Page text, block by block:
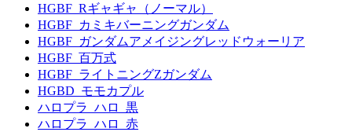
HGBF_Rギャギャ（ノーマル）
HGBF_カミキバーニングガンダム
HGBF_ガンダムアメイジングレッドウォーリア
HGBF_百万式
HGBF_ライトニングZガンダム
HGBD_モモカプル
ハロプラ_ハロ_黒
ハロプラ_ハロ_赤